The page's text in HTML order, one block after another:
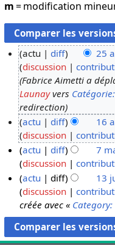
m= modification
û
2
2
actu diff 25
discussion
Fabrice Aimetti a
Launayvers
redirection
6
v
l
2
actu diff 16
discussion
A
u
c
u
n
r
é
s
m
2
0
actu diff 7
discussion
A
u
c
u
n
j
u
actu diff 13
discussion
créée avec «